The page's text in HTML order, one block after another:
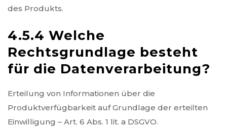
des Produkts.
4.5.4 Welche
Rechtsgrundlage besteht
für die Datenverarbeitung?
Erteilung von Informationen über die
Produktverfügbarkeit auf Grundlage der erteilten
Einwilligung – Art. 6 Abs. 1 lit. a DSGVO.